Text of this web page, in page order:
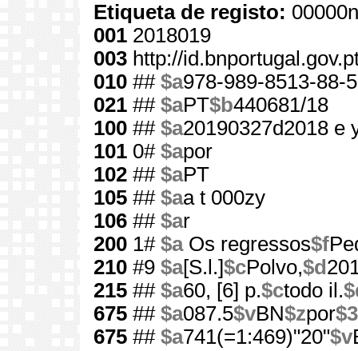
Etiqueta de registo:
001 2018019
003 http://
010 ## $a978-989-8513-88-5
021 ## $aPT$b440681/18
100 ## $a20190327d2018 e
101 0# $apor
102 ## $aPT
105 ## $aa t 000zy
106 ## $ar
200 1# $aOs regressos$f
210 #9 $a[S.l.]$cPolvo,$d
215 ## $a60, [6] p.$ctodo il.
675 ## $a087.5$vBN$zpor$3
675 ## $a741(=1:469)"20"$v